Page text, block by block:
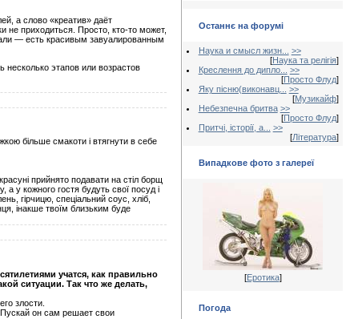
а слово «креатив» даёт
не приходиться. Просто, кто-то может,
— есть красивым завуалированным
несколько этапов или возрастов
більше смакоти і втягнути в себе
прийнято подавати на стіл борщ
а у кожного гостя будуть свої посуд і
гірчицю, спеціальний соус, хліб,
інакше твоїм близьким буде
учатся, как правильно
ситуации. Так что же делать,
злости.
он сам решает свои
Останнє на форумі
Наука и смысл жизн...
>>
[Наука та релігія]
Креслення до дипло...
>>
[Просто Флуд]
Яку пісню(виконавц...
>>
[Музикайф]
Небезпечна бритва >>
[Просто Флуд]
Притчі, історії, а...
>>
[Література]
Випадкове фото з галереї
[Еротика]
Погода